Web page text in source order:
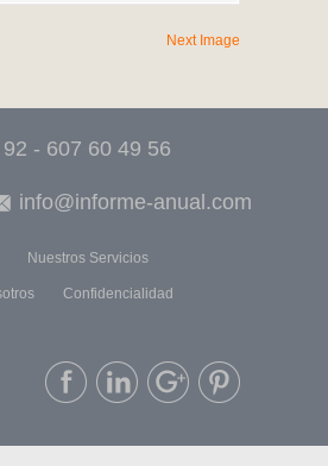
Next Image
- 607 60 49 56
info@informe-anual.com
Nuestros Servicios
Confidencialidad